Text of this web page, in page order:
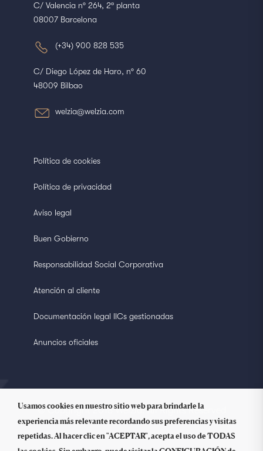
C/ Valencia nº 264, 2ª planta
08007 Barcelona
(+34) 900 828 535
C/ Diego López de Haro, nº 60
48009 Bilbao
welzia@welzia.com
Política de cookies
Política de privacidad
Aviso legal
Buen Gobierno
Responsabilidad Social Corporativa
Atención al cliente
Documentación legal IICs gestionadas
Anuncios oficiales
© Copyright 2018 Welzia. All Rights Reserved
Usamos cookies en nuestro sitio web para brindarle la
experiencia más relevante recordando sus preferencias y visitas
repetidas. Al hacer clic en "ACEPTAR", acepta el uso de TODAS